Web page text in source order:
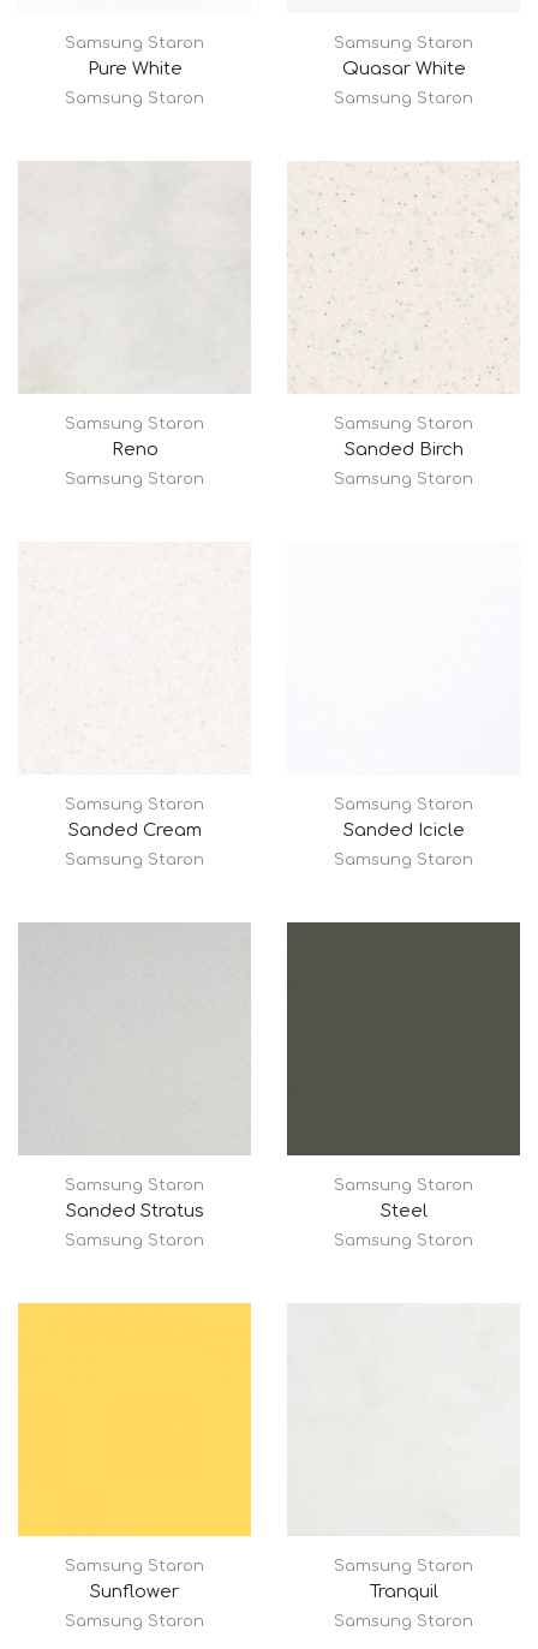
Samsung Staron
Pure White
Samsung Staron
Samsung Staron
Quasar White
Samsung Staron
Samsung Staron
Reno
Samsung Staron
Samsung Staron
Sanded Birch
Samsung Staron
Samsung Staron
Sanded Cream
Samsung Staron
Samsung Staron
Sanded Icicle
Samsung Staron
Samsung Staron
Sanded Stratus
Samsung Staron
Samsung Staron
Steel
Samsung Staron
Samsung Staron
Sunflower
Samsung Staron
Samsung Staron
Tranquil
Samsung Staron